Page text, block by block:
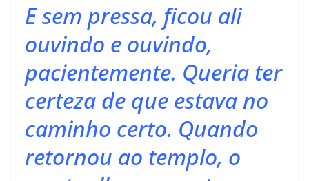
E sem pressa, ficou ali
ouvindo e ouvindo,
pacientemente. Queria ter
certeza de que estava no
caminho certo. Quando
retornou ao templo, o